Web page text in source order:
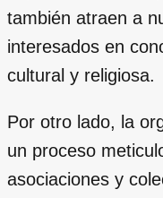
también atraen a
interesados en
cultural y religiosa.
Por otro lado, la
un proceso
asociaciones y